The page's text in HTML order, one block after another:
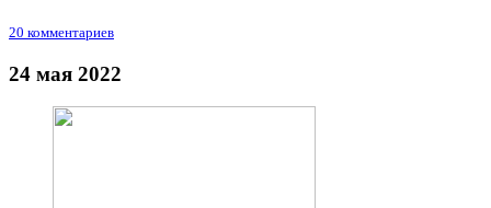
20 комментариев
24 мая 2022